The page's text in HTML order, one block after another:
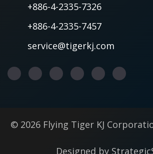
+886-4-2335-7326
+886-4-2335-7457
service@tigerkj.com
© 2026 Flying Tiger KJ
Designed by